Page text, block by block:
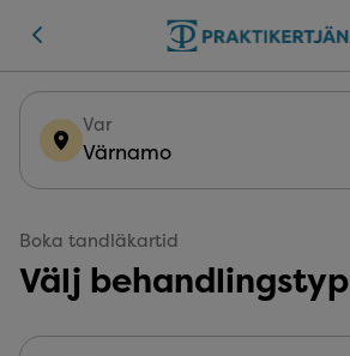
Var
Värnamo
Boka tandläkartid
Välj behandlingstyp